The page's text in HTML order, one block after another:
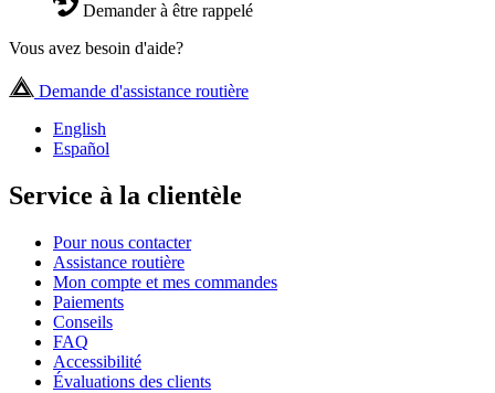
Demander à être rappelé
Vous avez besoin d'aide?
Demande d'assistance routière
English
Español
Service à la clientèle
Pour nous contacter
Assistance routière
Mon compte et mes commandes
Paiements
Conseils
FAQ
Accessibilité
Évaluations des clients